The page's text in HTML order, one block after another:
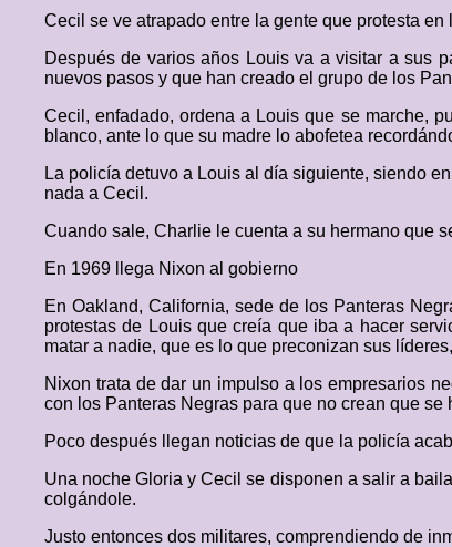
Cecil se ve atrapado entre la gente que protesta en
Después de varios años Louis va a visitar a sus
nuevos pasos y que han creado el grupo de los
Cecil, enfadado, ordena a Louis que se marche,
blanco, ante lo que su madre lo abofetea
La policía detuvo a Louis al día siguiente, siendo
nada a Cecil.
Cuando sale, Charlie le cuenta a su hermano que
En 1969 llega Nixon al gobierno
En Oakland, California, sede de los Panteras
protestas de Louis que creía que iba a hacer
matar a nadie, que es lo que preconizan sus
Nixon trata de dar un impulso a los empresarios
con los Panteras Negras para que no crean que se
Poco después llegan noticias de que la policía
Una noche Gloria y Cecil se disponen a salir a
colgándole.
Justo entonces dos militares, comprendiendo de